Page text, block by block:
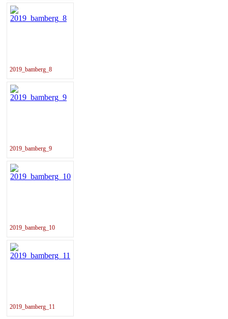
2019_bamberg_8
2019_bamberg_9
2019_bamberg_10
2019_bamberg_11